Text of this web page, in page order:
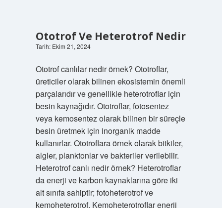
Ototrof Ve Heterotrof Nedir
Tarih: Ekim 21, 2024
Ototrof canlılar nedir örnek? Ototroflar,
üreticiler olarak bilinen ekosistemin önemli
parçalarıdır ve genellikle heterotroflar için
besin kaynağıdır. Ototroflar, fotosentez
veya kemosentez olarak bilinen bir süreçle
besin üretmek için inorganik madde
kullanırlar. Ototroflara örnek olarak bitkiler,
algler, planktonlar ve bakteriler verilebilir.
Heterotrof canlı nedir örnek? Heterotroflar
da enerji ve karbon kaynaklarına göre iki
alt sınıfa sahiptir; fotoheterotrof ve
kemoheterotrof. Kemoheterotroflar enerji